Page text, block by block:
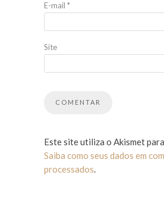
E-mail *
Site
Este site utiliza o Akismet
Saiba como seus dados em
processados.